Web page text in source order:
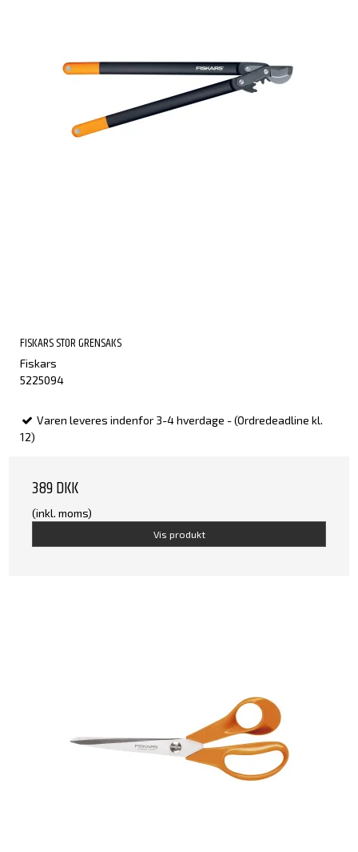
FISKARS STOR GRENSAKS
Fiskars
5225094
Varen leveres indenfor 3-4 hverdage - (Ordredeadline kl.
12)
389 DKK
(inkl. moms)
Vis produkt